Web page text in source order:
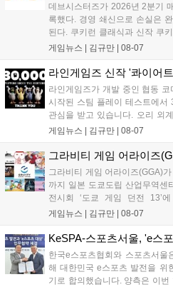
데브시스터즈가 2026년 2분기
록했다. 경영 쇄신으로 손실은
된다. 쿠키런 클래식과 신작 쿠
기는 13일 첫 업데이트를 시작으
이다. 회사는 비용 효율화와 신
게임뉴스 | 김규만 | 08-07
라인게임즈 신작 '콰이어
라인게임즈가 개발 중인 협동
시작된 스팀 플레이 테스트에서
관심을 받고 있습니다. 오리 외
최대 4인 협동을 지원하며, 소음
을 개선 중이며, 상세 정보는 스
게임뉴스 | 김규만 | 08-07
그라비티 게임 어라이즈
그라비티 게임 어라이즈(GGA)
까지 일본 도쿄도립 산업무역센
전시회 ‘도쿄 게임 던전 13’
‘JALECO ARCADE
입니다. 시연 참여 관람객에게
게임뉴스 | 김규만 | 08-07
KeSPA-스포츠서울, 'e스
한국e스포츠협회와 스포츠서
해 대한민국 e스포츠 발전을 위
기로 합의했습니다. 양측은 이